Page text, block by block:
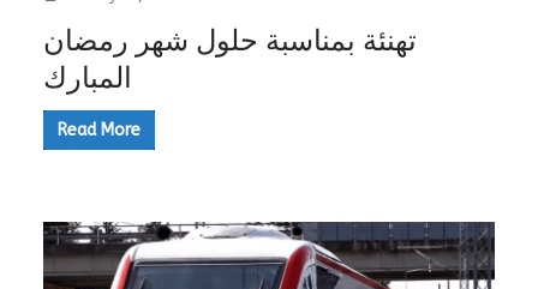
تهنئة بمناسبة حلول شهر رمضان
المبارك
Read More